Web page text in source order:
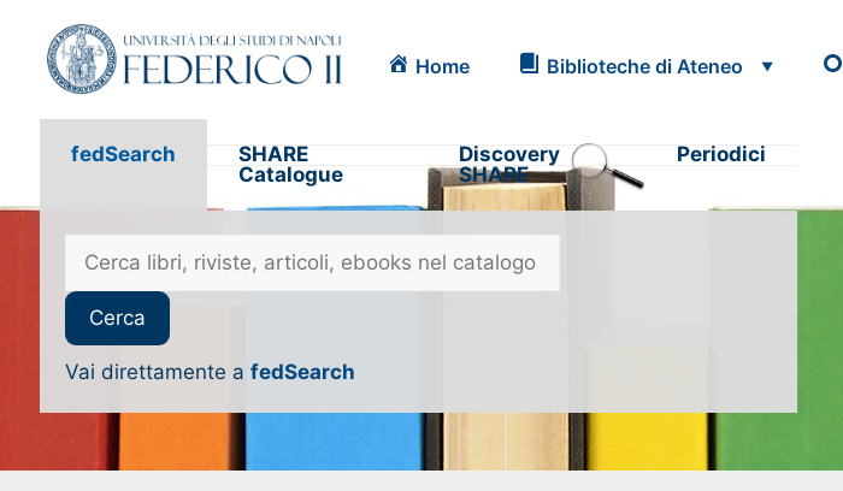
Home Biblioteche di Ateneo
fedSearch
SHARE
Catalogue
Discovery
SHARE
Periodici
Vai direttamente a fedSearch